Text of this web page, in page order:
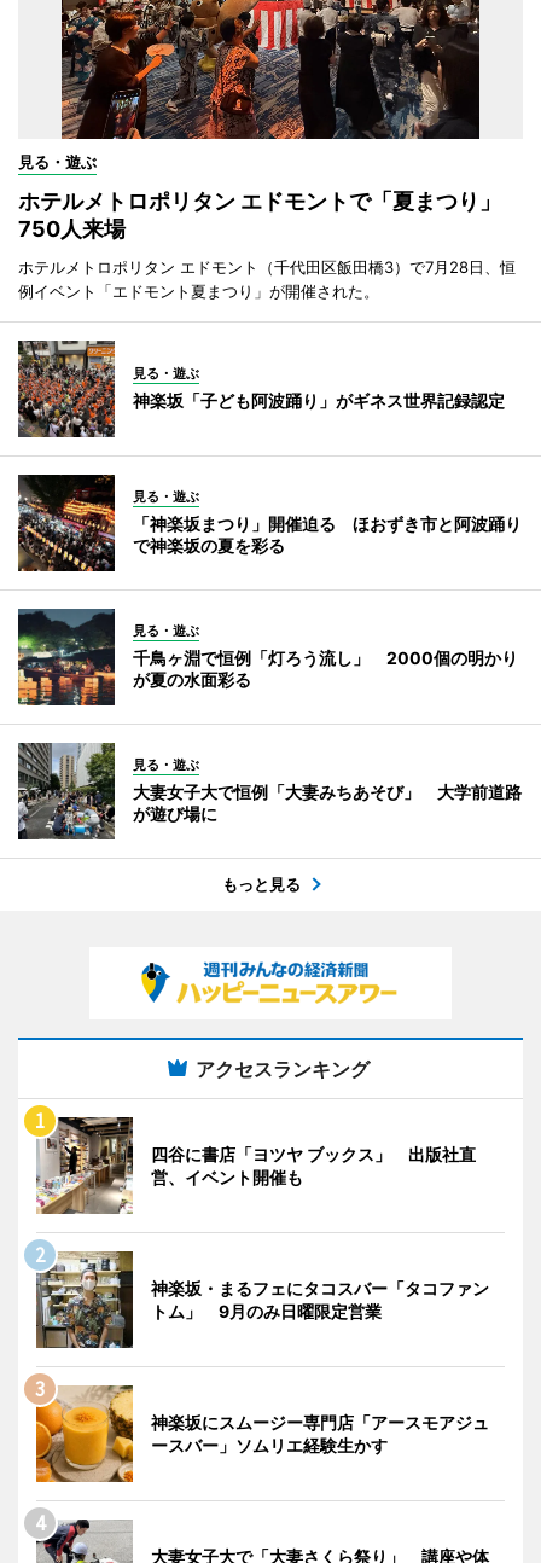
見る・遊ぶ
ホテルメトロポリタン エドモントで「夏まつり」
750人来場
ホテルメトロポリタン エドモント（千代田区飯田橋3）で7月28日、恒
例イベント「エドモント夏まつり」が開催された。
見る・遊ぶ
神楽坂「子ども阿波踊り」がギネス世界記録認定
見る・遊ぶ
「神楽坂まつり」開催迫る ほおずき市と阿波踊り
で神楽坂の夏を彩る
見る・遊ぶ
千鳥ヶ淵で恒例「灯ろう流し」 2000個の明かり
が夏の水面彩る
見る・遊ぶ
大妻女子大で恒例「大妻みちあそび」 大学前道路
が遊び場に
もっと見る
アクセスランキング
四谷に書店「ヨツヤ ブックス」 出版社直
営、イベント開催も
神楽坂・まるフェにタコスバー「タコファン
トム」 9月のみ日曜限定営業
神楽坂にスムージー専門店「アースモアジュ
ースバー」ソムリエ経験生かす
大妻女子大で「大妻さくら祭り」 講座や体